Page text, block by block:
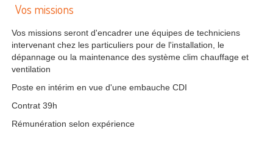
Vos missions
Vos missions seront d'encadrer une équipes de techniciens
intervenant chez les particuliers pour de l'installation, le
dépannage ou la maintenance des système clim chauffage et
ventilation
Poste en intérim en vue d'une embauche CDI
Contrat 39h
Rémunération selon expérience